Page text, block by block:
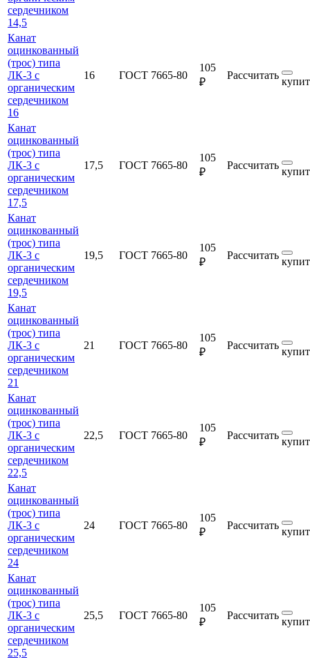
сердечником
14,5
Канат
оцинкованный
(трос) типа
ЛК-3 с
органическим
сердечником
16
16 ГОСТ 7665-80
105
₽
Рассчитать
Канат
оцинкованный
(трос) типа
ЛК-3 с
органическим
сердечником
17,5
17,5 ГОСТ 7665-80
105
₽
Рассчитать
Канат
оцинкованный
(трос) типа
ЛК-3 с
органическим
сердечником
19,5
19,5 ГОСТ 7665-80
105
₽
Рассчитать
Канат
оцинкованный
(трос) типа
ЛК-3 с
органическим
сердечником
21
21 ГОСТ 7665-80
105
₽
Рассчитать
Канат
оцинкованный
(трос) типа
ЛК-3 с
органическим
сердечником
22,5
22,5 ГОСТ 7665-80
105
₽
Рассчитать
Канат
оцинкованный
(трос) типа
ЛК-3 с
органическим
сердечником
24
24 ГОСТ 7665-80
105
₽
Рассчитать
Канат
оцинкованный
(трос) типа
ЛК-3 с
органическим
сердечником
25,5
25,5 ГОСТ 7665-80
105
₽
Рассчитать